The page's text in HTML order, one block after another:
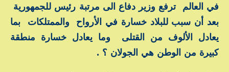
في العالم ترفع وزير دفاع الى مرتبة رئيس للجمهورية
بعد أن سبب للبلاد خسارة في الأرواح والممتلكات بما
يعادل الألوف من القتلى وما يعادل خسارة منطقة
كبيرة من الوطن هي الجولان ؟ .